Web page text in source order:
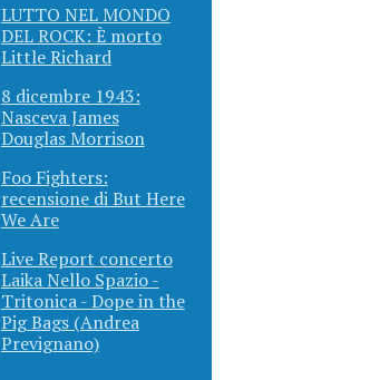
LUTTO NEL MONDO
DEL ROCK: È morto
Little Richard
8 dicembre 1943:
Nasceva James
Douglas Morrison
Foo Fighters:
recensione di But Here
We Are
Live Report concerto
Laika Nello Spazio -
Tritonica - Dope in the
Pig Bags (Andrea
Prevignano)